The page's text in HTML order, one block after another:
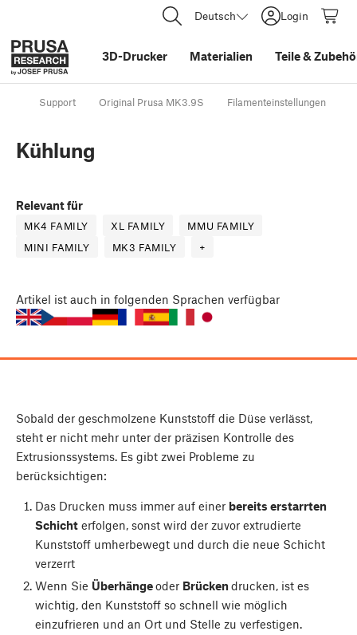
Deutsch Login
3D-Drucker Materialien Teile&
Support Original Prusa MK3.9S Filamenteinstellungen
Kühlung
Relevant für
MK4 FAMILY XL FAMILY
MMU FAMILY
MINI FAMILY
MK3 FAMILY +
Artikel ist auch in folgenden Sprachen verfügbar
Sobald der geschmolzene Kunststoff die Düse verlässt,
steht er nicht mehr unter der präzisen Kontrolle des
Extrusionssystems. Es gibt zwei Probleme zu
berücksichtigen:
Das Drucken muss immer auf einer bereits erstarrten
Schichterfolgen, sonst wird der zuvor extrudierte
Kunststoff umherbewegt und durch die neue Schicht
verzerrt
Wenn Sie Überhängeoder Brückendrucken, ist es
wichtig, den Kunststoff so schnell wie möglich
einzufrieren und an Ort und Stelle zu verfestigen.